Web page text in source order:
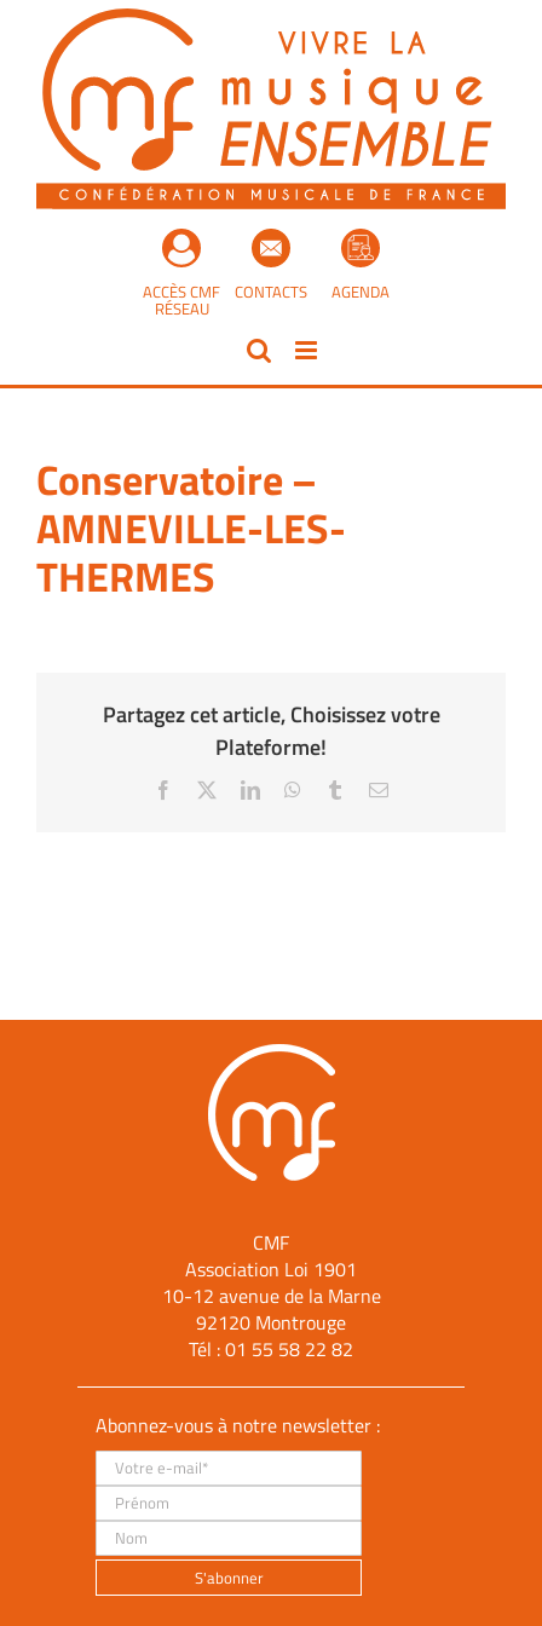
contenu
AGENDA
CONTACTS
ACCÈS CMF
RÉSEAU
Conservatoire –
AMNEVILLE-LES-
THERMES
Partagez cet article, Choisissez votre
Plateforme!
Facebook LinkedInWhatsApp
TumblrEmail
CMF
Association Loi 1901
10-12 avenue de la Marne
92120 Montrouge
Tél :01 55 58 22 82
Abonnez-vous à notre newsletter :